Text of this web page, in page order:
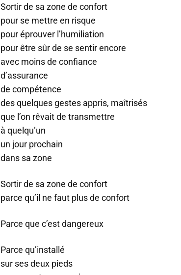
Sortir de sa zone de confort
pour se mettre en risque
pour éprouver l’humiliation
pour être sûr de se sentir encore
avec moins de confiance
d’assurance
de compétence
des quelques gestes appris, maîtrisés
que l’on rêvait de transmettre
à quelqu’un
un jour prochain
dans sa zone
Sortir de sa zone de confort
parce qu’il ne faut plus de confort
Parce que c’est dangereux
Parce qu’installé
sur ses deux pieds